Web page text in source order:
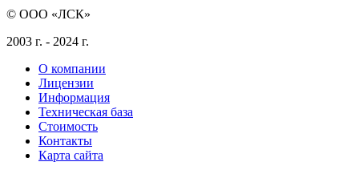
© ООО «ЛСК»
2003 г. - 2024 г.
О компании
Лицензии
Информация
Техническая база
Стоимость
Контакты
Карта сайта